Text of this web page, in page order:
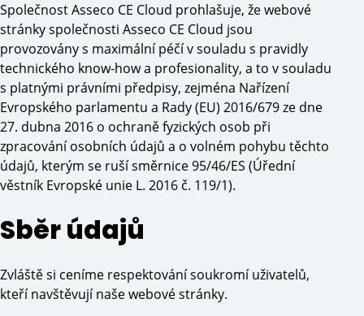
Společnost Asseco CE Cloud prohlašuje, že webové
stránky společnosti Asseco CE Cloud jsou
provozovány s maximální péčí v souladu s pravidly
technického know-how a profesionality, a to v souladu
s platnými právními předpisy, zejména Nařízení
Evropského parlamentu a Rady (EU) 2016/679 ze dne
27. dubna 2016 o ochraně fyzických osob při
zpracování osobních údajů a o volném pohybu těchto
údajů, kterým se ruší směrnice 95/46/ES (Úřední
věstník Evropské unie L. 2016 č. 119/1).
Sběr údajů
Zvláště si ceníme respektování soukromí uživatelů,
kteří navštěvují naše webové stránky.